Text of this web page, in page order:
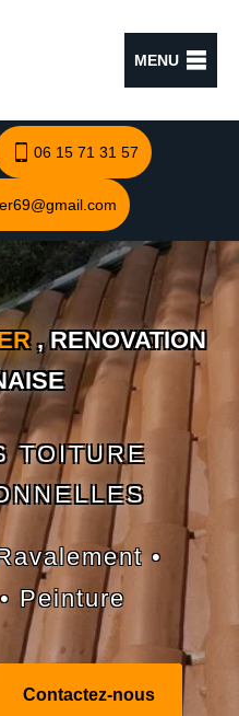
MENU
06 15 71 31 57
, RENOVATION
TOITURE
•
Peinture
Contactez-nous